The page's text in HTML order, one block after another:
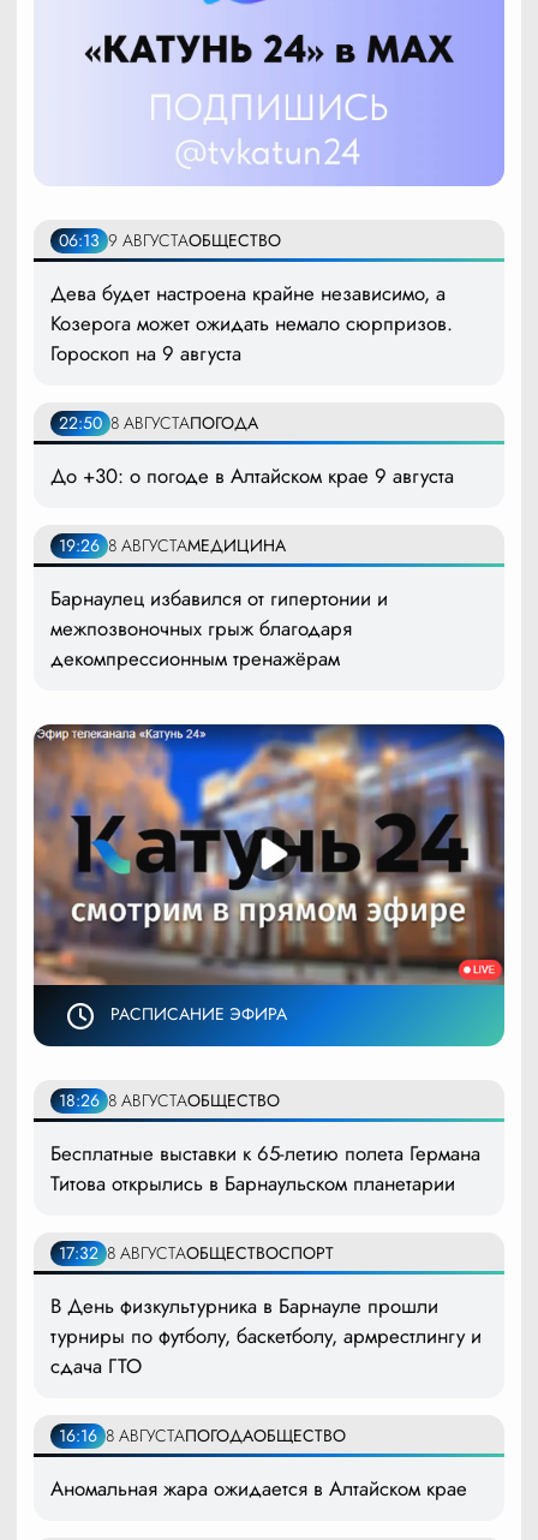
06:13 9 АВГУСТАОБЩЕСТВО
Дева будет настроена крайне независимо, а
Козерога может ожидать немало сюрпризов.
Гороскоп на 9 августа
22:50 8 АВГУСТАПОГОДА
До +30: о погоде в Алтайском крае 9 августа
19:26 8 АВГУСТАМЕДИЦИНА
Барнаулец избавился от гипертонии и
межпозвоночных грыж благодаря
декомпрессионным тренажёрам
РАСПИСАНИЕ ЭФИРА
18:26 8 АВГУСТАОБЩЕСТВО
Бесплатные выставки к 65-летию полета Германа
Титова открылись в Барнаульском планетарии
17:32 8 АВГУСТАОБЩЕСТВОСПОРТ
В День физкультурника в Барнауле прошли
турниры по футболу, баскетболу, армрестлингу и
сдача ГТО
16:16 8 АВГУСТАПОГОДАОБЩЕСТВО
Аномальная жара ожидается в Алтайском крае